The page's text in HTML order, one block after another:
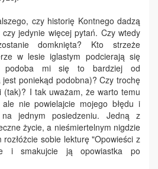
czy historię Kontnego dadzą
jedynie więcej pytań. Czy wtedy
domknięta? Kto strzeże
w lesie iglastym podcierają się
podoba mi się to bardziej od
poniekąd podobna)? Czy trochę
(tak)? I tak uważam, że warto temu
nie powielajcie mojego błędu i
na jednym posiedzeniu. Jedną z
życie, a nieśmiertelnym nigdzie
sobie lekturę "Opowieści z
i smakujcie ją opowiastka po